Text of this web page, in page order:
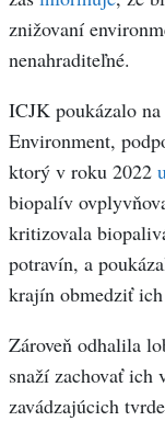
znižovaní
nenahraditeľné.
ICJK poukázalo
Environment,
ktorý v roku 2022
biopalív
kritizovala
potravín, a
krajín obmedziť
Zároveň odhalila
snaží zachovať ich
zavádzajúcich